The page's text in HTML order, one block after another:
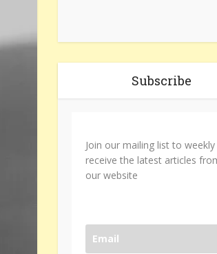
Subscribe
Join our mailing list to weekly
receive the latest articles
our website